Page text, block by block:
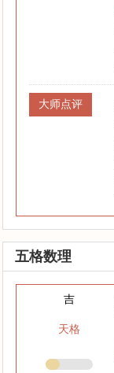
大师点评
五格数理
吉
天格